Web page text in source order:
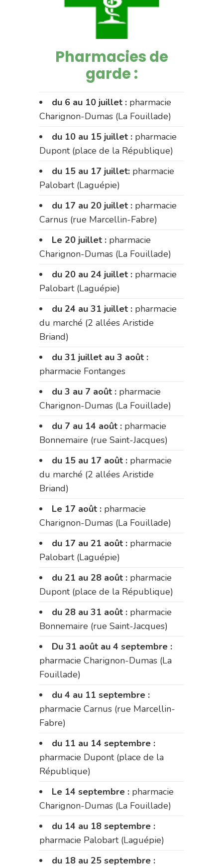
Pharmacies de
garde :
du 6 au 10 juillet : pharmacie
Charignon-Dumas (La Fouillade)
du 10 au 15 juillet : pharmacie
Dupont (place de la République)
du 15 au 17 juillet: pharmacie
Palobart (Laguépie)
du 17 au 20 juillet : pharmacie
Carnus (rue Marcellin-Fabre)
Le 20 juillet : pharmacie
Charignon-Dumas (La Fouillade)
du 20 au 24 juillet : pharmacie
Palobart (Laguépie)
du 24 au 31 juillet : pharmacie
du marché (2 allées Aristide
Briand)
du 31 juillet au 3 août :
pharmacie Fontanges
du 3 au 7 août : pharmacie
Charignon-Dumas (La Fouillade)
du 7 au 14 août : pharmacie
Bonnemaire (rue Saint-Jacques)
du 15 au 17 août : pharmacie
du marché (2 allées Aristide
Briand)
Le 17 août : pharmacie
Charignon-Dumas (La Fouillade)
du 17 au 21 août : pharmacie
Palobart (Laguépie)
du 21 au 28 août : pharmacie
Dupont (place de la République)
du 28 au 31 août : pharmacie
Bonnemaire (rue Saint-Jacques)
Du 31 août au 4 septembre :
pharmacie Charignon-Dumas (La
Fouillade)
du 4 au 11 septembre :
pharmacie Carnus (rue Marcellin-
Fabre)
du 11 au 14 septembre :
pharmacie Dupont (place de la
République)
Le 14 septembre : pharmacie
Charignon-Dumas (La Fouillade)
du 14 au 18 septembre :
pharmacie Palobart (Laguépie)
du 18 au 25 septembre :